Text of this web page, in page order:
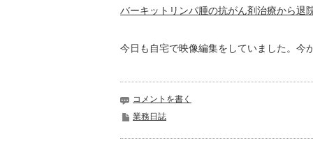
バーキットリンパ腫の抗がん剤治療から退
今日も自宅で映像編集をしていました。今
コメントを書く
業務日誌